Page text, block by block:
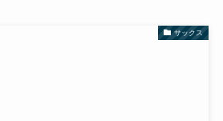
サックス